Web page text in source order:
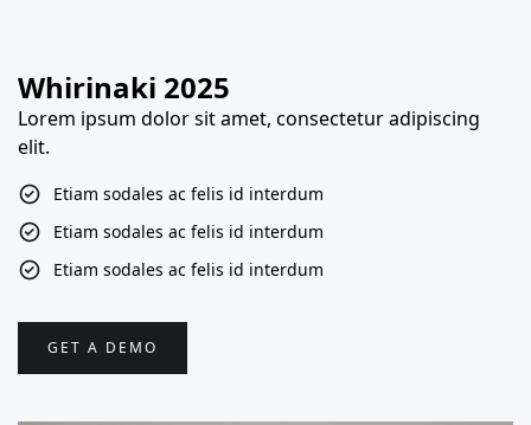
Whirinaki 2025
Lorem ipsum dolor sit amet, consectetur adipiscing
elit.
Etiam sodales ac felis id interdum
Etiam sodales ac felis id interdum
Etiam sodales ac felis id interdum
GET A DEMO